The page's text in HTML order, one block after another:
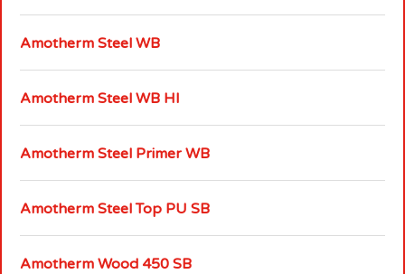
Amotherm Steel WB
Amotherm Steel WB HI
Amotherm Steel Primer WB
Amotherm Steel Top PU SB
Amotherm Wood 450 SB